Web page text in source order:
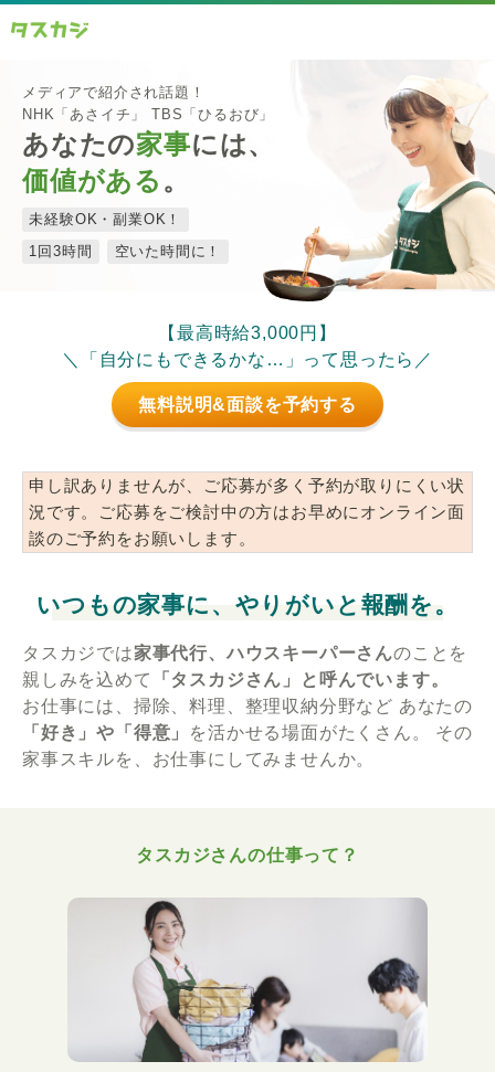
メディアで紹介され話題！
NHK「あさイチ」 TBS「ひるおび」
あなたの家事には、
価値がある 。
未経験OK・副業OK！
1回3時間
空いた時間に！
【最高時給3,000円】
＼「自分にもできるかな…」って思ったら／
無料説明&面談を予約する
申し訳ありませんが、ご応募が多く予約が取りにくい状
況です。ご応募をご検討中の方はお早めにオンライン面
談のご予約をお願いします。
いつもの家事に、やりがいと報酬を。
タスカジでは家事代行、ハウスキーパーさんのことを
親しみを込めて
「タスカジさん」と呼んでいます。
お仕事には、掃除、料理、整理収納分野など あなたの
「好き」や「得意」
を活かせる場面がたくさん。
その
家事スキルを、お仕事にしてみませんか。
タスカジさんの仕事って？